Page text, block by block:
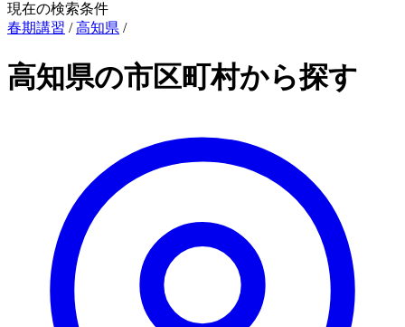
現在の検索条件
春期講習 / 高知県 /
高知県の市区町村から探す